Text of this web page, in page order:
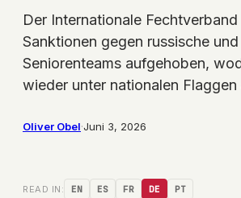
Der Internationale
Sanktionen gegen russische
Seniorenteams aufgehoben,
wieder unter nationalen
Oliver Obel·Juni 3, 2026
READ IN: EN ES FR DE PT